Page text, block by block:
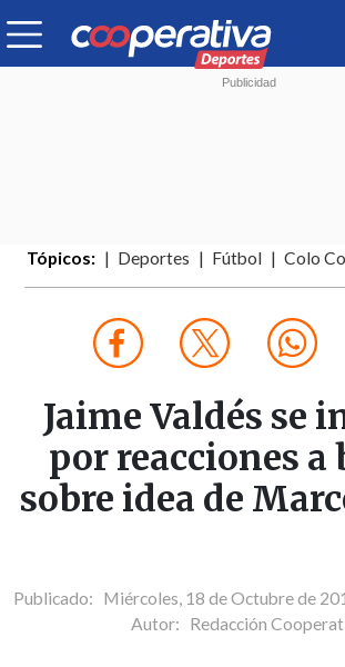
Tópicos: Deportes Fútbol Colo
Jaime Valdés se
por reacciones a
sobre idea de
Publicado: Miércoles, 18 de Octubre de
Autor: Redacción